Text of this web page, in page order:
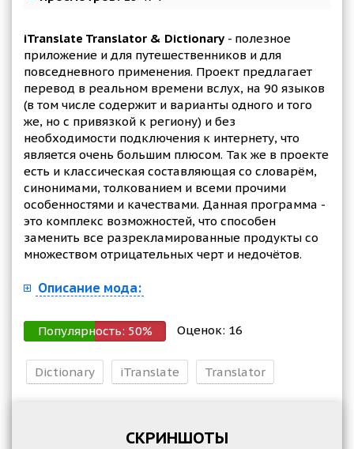
iTranslate Translator & Dictionary - полезное
приложение и для путешественников и для
повседневного применения. Проект предлагает
перевод в реальном времени вслух, на 90 языков
(в том числе содержит и варианты одного и того
же, но с привязкой к региону) и без
необходимости подключения к интернету, что
является очень большим плюсом. Так же в проекте
есть и классическая составляющая со словарём,
синонимами, толкованием и всеми прочими
особенностями и качествами. Данная программа -
это комплекс возможностей, что способен
заменить все разрекламированные продукты со
множеством отрицательных черт и недочётов.
Описание мода:
Популярность: 50% Оценок: 16
Dictionary iTranslate Translator
СКРИНШОТЫ